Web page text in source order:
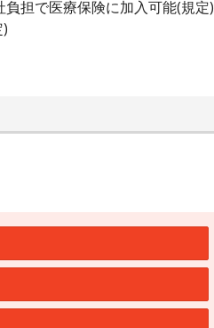
担で医療保険に加入可能(規定)